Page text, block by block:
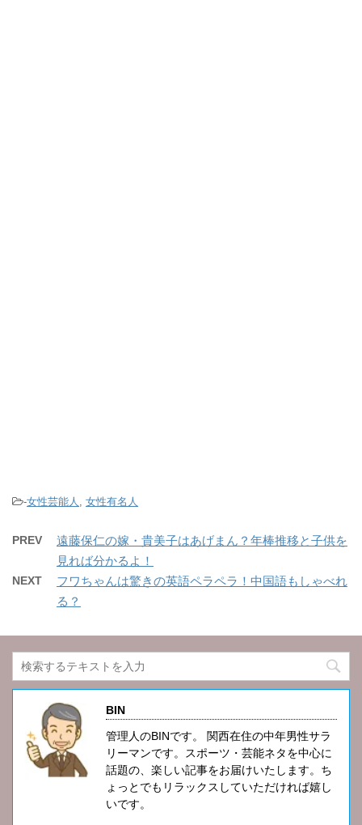
-女性芸能人 女性有名人
PREV
遠藤保仁の嫁・貴美子はあげまん？年棒推移と子供を
見れば分かるよ！
NEXT
フワちゃんは驚きの英語ペラペラ！中国語もしゃべれ
る？
BIN
管理人のBINです。 関西在住の中年男性サラ
リーマンです。スポーツ・芸能ネタを中心に
話題の、楽しい記事をお届けいたします。ち
ょっとでもリラックスしていただければ嬉し
いです。